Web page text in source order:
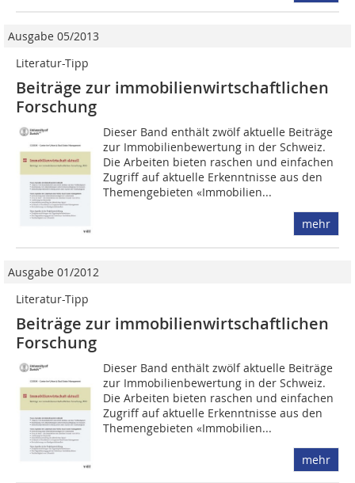
Ausgabe 05/2013
Literatur-Tipp
Beiträge zur immobilienwirtschaftlichen
Forschung
Dieser Band enthält zwölf aktuelle Beiträge
zur Immobilienbewertung in der Schweiz.
Die Arbeiten bieten raschen und einfachen
Zugriff auf aktuelle Erkenntnisse aus den
Themengebieten «Immobilien...
mehr
Ausgabe 01/2012
Literatur-Tipp
Beiträge zur immobilienwirtschaftlichen
Forschung
Dieser Band enthält zwölf aktuelle Beiträge
zur Immobilienbewertung in der Schweiz.
Die Arbeiten bieten raschen und einfachen
Zugriff auf aktuelle Erkenntnisse aus den
Themengebieten «Immobilien...
mehr